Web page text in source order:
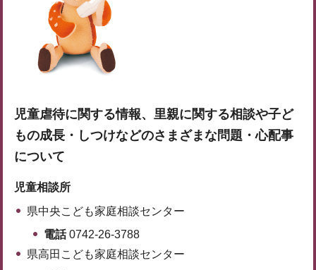
児童虐待に関する情報、里親に関する相談や子ど
もの成長・しつけなどのさまざまな問題・心配事
について
児童相談所
県中央こども家庭相談センター
電話0742-26-3788
県高田こども家庭相談センター